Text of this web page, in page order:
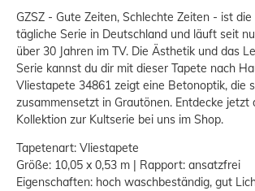
GZSZ - Gute Zeiten, Schlechte Zeiten - ist
tägliche Serie in Deutschland und läuft seit
über 30 Jahren im TV. Die Ästhetik und das
Serie kannst du dir mit dieser Tapete nach
Vliestapete 34861 zeigt eine Betonoptik, die
zusammensetzt in Grautönen. Entdecke jetzt
Kollektion zur Kultserie bei uns im Shop.
Tapetenart: Vliestapete
Größe: 10,05 x 0,53 m | Rapport: ansatzfrei
Eigenschaften: hoch waschbeständig, gut